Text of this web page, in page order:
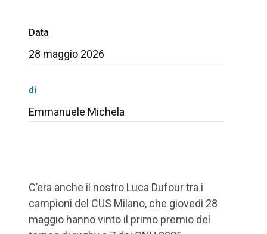
Data
28 maggio 2026
di
Emmanuele Michela
C’era anche il nostro Luca Dufour tra i
campioni del CUS Milano, che giovedì 28
maggio hanno vinto il primo premio del